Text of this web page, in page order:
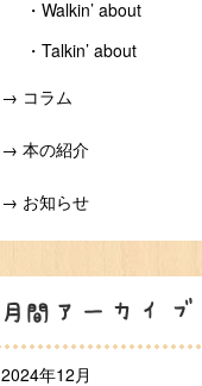
・Walkin’ about
・Talkin’ about
→ コラム
→ 本の紹介
→ お知らせ
2024年12月